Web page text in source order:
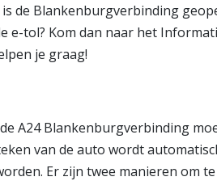
is de Blankenburgverbinding
e-tol? Kom dan naar het
je graag!
A24 Blankenburgverbinding
van de auto wordt
Er zijn twee manieren om